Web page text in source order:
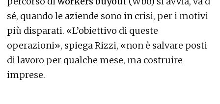
sé, quando le aziende sono in crisi, per i motivi
più disparati. «L’obiettivo di queste
operazioni», spiega Rizzi, «non è salvare posti
di lavoro per qualche mese, ma costruire
imprese.